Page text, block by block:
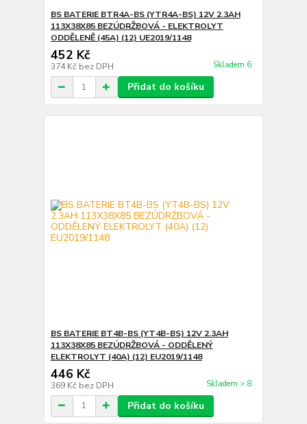
BS BATERIE BTR4A-BS (YTR4A-BS) 12V 2.3AH
113X38X85 BEZÚDRŽBOVÁ - ELEKTROLYT
ODDĚLENĚ (45A) (12) UE2019/1148
452 Kč
374 Kč bez DPH Skladem 6
Přidat do košíku
BS BATERIE BT4B-BS (YT4B-BS) 12V 2.3AH
113X38X85 BEZÚDRŽBOVÁ - ODDĚLENÝ
ELEKTROLYT (40A) (12) EU2019/1148
446 Kč
369 Kč bez DPH Skladem > 8
Přidat do košíku